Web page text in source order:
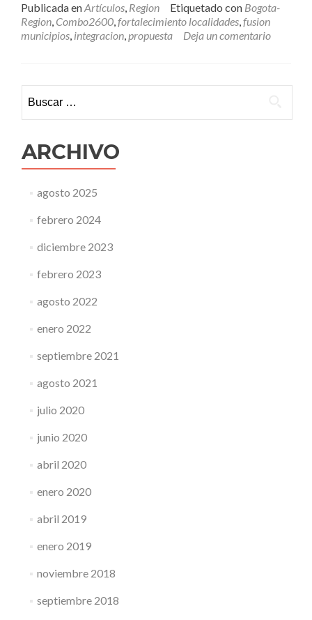
en
Bogotá
¿Quién
quién?
Publicada enArtículos, Region Etiquetado con Bogota-
Region, Combo2600,fortalecimiento localidades,fusion
municipios, integracion,propuesta Deja un comentario
ARCHIVO
agosto 2025
febrero 2024
diciembre 2023
febrero 2023
agosto 2022
enero 2022
septiembre 2021
agosto 2021
julio 2020
junio 2020
abril 2020
enero 2020
abril 2019
enero 2019
noviembre 2018
septiembre 2018